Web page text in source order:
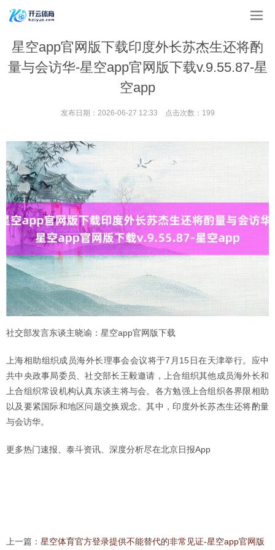
星空app官网版下载印度外长苏杰生还将酌
量与会访华-星空app官网版下载v.9.55.87-星
空app
发布日期：2026-06-27 12:33 点击次数：199
社交部发言东谈主晓谕：星空app官网版下载
上海相助组织成员海外长理事会会议将于7月15日在天津举行。应中
共中央政事局委员、社交部长王毅邀请，上合组织其他成员海外长和
上合组织常设机构认真东谈主将与会。各方勉强上合组织各界限相助
以及要紧国际和地区问题交换观念。其中，印度外长苏杰生还将酌量
与会访华。
更多热门速报、泰斗资讯、深度分析尽在北京日报App
上一篇： 星空体育官方登录提供不能替代的非常见证-星空app官网版